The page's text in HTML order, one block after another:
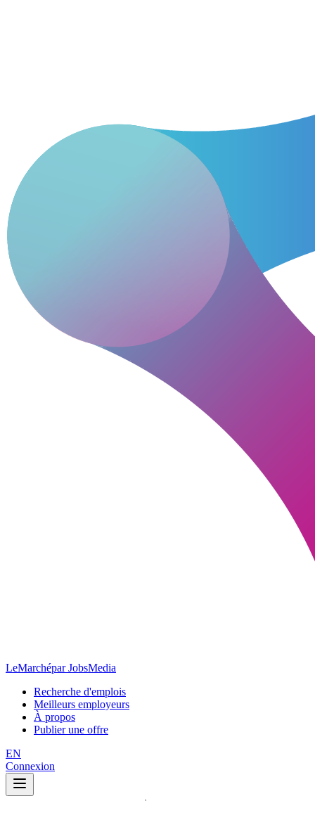
LeMarchépar JobsMedia
Recherche d'emplois
Meilleurs employeurs
À propos
Publier une offre
EN
Connexion